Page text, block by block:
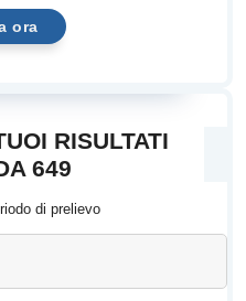
ora
RISULTATI
649
di prelievo